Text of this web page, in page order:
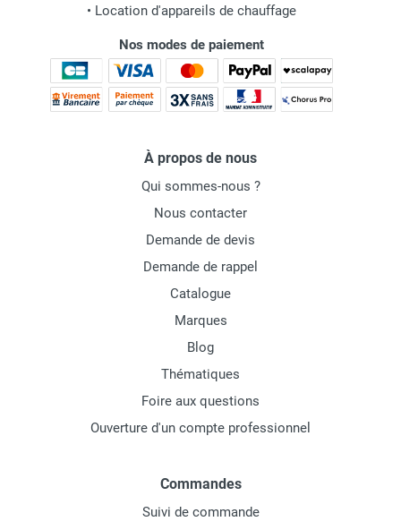
• Location d'appareils de chauffage
Nos modes de paiement
À propos de nous
Qui sommes-nous ?
Nous contacter
Demande de devis
Demande de rappel
Catalogue
Marques
Blog
Thématiques
Foire aux questions
Ouverture d'un compte professionnel
Commandes
Suivi de commande